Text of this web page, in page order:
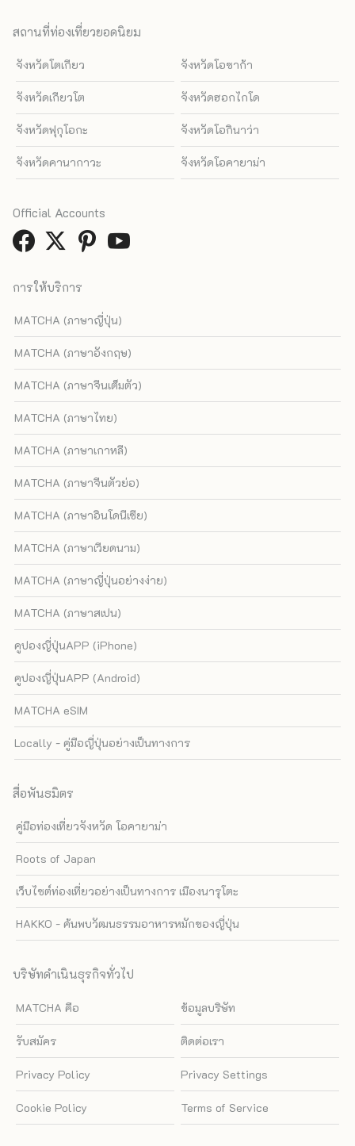
สถานที่ท่องเที่ยวยอดนิยม
จังหวัดโตเกียว จังหวัดโอซาก้า
จังหวัดเกียวโต จังหวัดฮอกไกโด
จังหวัดฟุกุโอกะ จังหวัดโอกินาว่า
จังหวัดคานากาวะ จังหวัดโอคายาม่า
การให้บริการ
MATCHA (ภาษาญี่ปุ่น)
MATCHA (ภาษาอังกฤษ)
MATCHA (ภาษาจีนเต็มตัว)
MATCHA (ภาษาไทย)
MATCHA (ภาษาเกาหลี)
MATCHA (ภาษาจีนตัวย่อ)
MATCHA (ภาษาอินโดนีเซีย)
MATCHA (ภาษาเวียดนาม)
MATCHA (ภาษาญี่ปุ่นอย่างง่าย)
MATCHA (ภาษาสเปน)
คูปองญี่ปุ่นAPP (iPhone)
คูปองญี่ปุ่นAPP (Android)
MATCHA eSIM
Locally - คู่มือญี่ปุ่นอย่างเป็นทางการ
สื่อพันธมิตร
คู่มือท่องเที่ยวจังหวัด โอคายาม่า
Roots of Japan
เว็บไซต์ท่องเที่ยวอย่างเป็นทางการ เมืองนารุโตะ
HAKKO - ค้นพบวัฒนธรรมอาหารหมักของญี่ปุ่น
บริษัทดำเนินธุรกิจทั่วไป
MATCHA คือ ข้อมูลบริษัท
รับสมัคร ติดต่อเรา
Privacy Policy Privacy Settings
Cookie Policy Terms of Service
Official Accounts